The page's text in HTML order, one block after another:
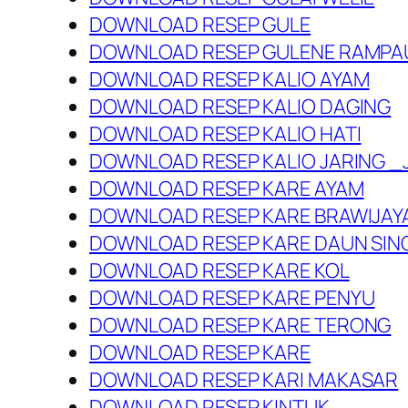
DOWNLOAD RESEP GULE
DOWNLOAD RESEP GULENE
DOWNLOAD RESEP KALIO AYAM
DOWNLOAD RESEP KALIO DAGING
DOWNLOAD RESEP KALIO HATI
DOWNLOAD RESEP KALIO JARING
DOWNLOAD RESEP KARE AYAM
DOWNLOAD RESEP KARE
DOWNLOAD RESEP KARE DAUN
DOWNLOAD RESEP KARE KOL
DOWNLOAD RESEP KARE PENYU
DOWNLOAD RESEP KARE TERONG
DOWNLOAD RESEP KARE
DOWNLOAD RESEP KARI MAKASAR